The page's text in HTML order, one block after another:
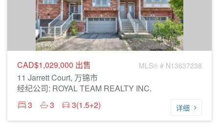
CAD$1,029,000 出售 MLS® # N13637238
11 Jarrett Court, 万锦市
经纪公司: ROYAL TEAM REALTY INC.
3
3 3(1.5+2) 详细